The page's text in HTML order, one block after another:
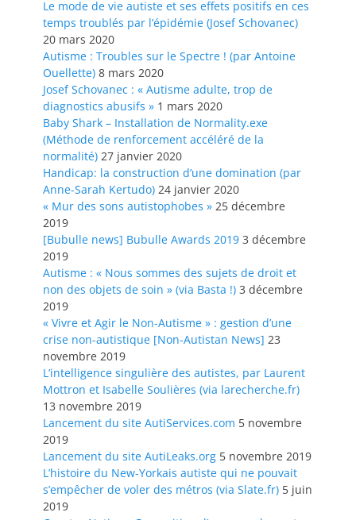
Le mode de vie autiste et ses effets positifs en ces
temps troublés par l’épidémie (Josef Schovanec)
20 mars 2020
Autisme : Troubles sur le Spectre ! (par Antoine
Ouellette) 8 mars 2020
Josef Schovanec : « Autisme adulte, trop de
diagnostics abusifs » 1 mars 2020
Baby Shark – Installation de Normality.exe
(Méthode de renforcement accéléré de la
normalité) 27 janvier 2020
Handicap: la construction d’une domination (par
Anne-Sarah Kertudo) 24 janvier 2020
« Mur des sons autistophobes » 25 décembre
2019
[Bubulle news] Bubulle Awards 2019 3 décembre
2019
Autisme : « Nous sommes des sujets de droit et
non des objets de soin » (via Basta !) 3 décembre
2019
« Vivre et Agir le Non-Autisme » : gestion d’une
crise non-autistique [Non-Autistan News] 23
novembre 2019
L’intelligence singulière des autistes, par Laurent
Mottron et Isabelle Soulières (via larecherche.fr)
13 novembre 2019
Lancement du site AutiServices.com 5 novembre
2019
Lancement du site AutiLeaks.org 5 novembre 2019
L’histoire du New-Yorkais autiste qui ne pouvait
s’empêcher de voler des métros (via Slate.fr) 5 juin
2019